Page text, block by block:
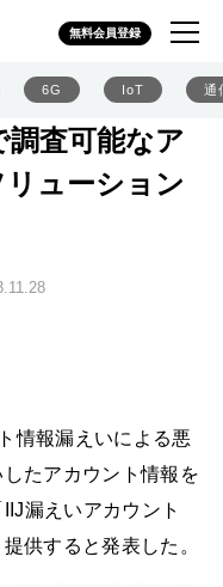
無料会員登録
6G IoT 通
査可能なア
ューション
情報漏えいによる悪
たアカウント情報を
漏えいアカウント
供すると発表した。